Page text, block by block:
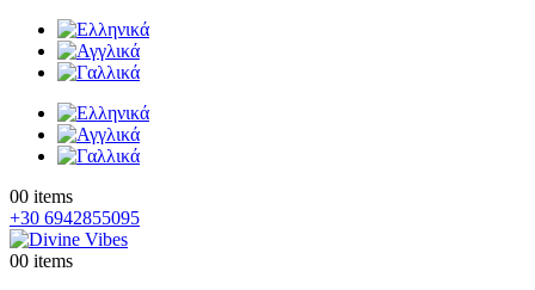
00 items
+30 6942855095
00 items